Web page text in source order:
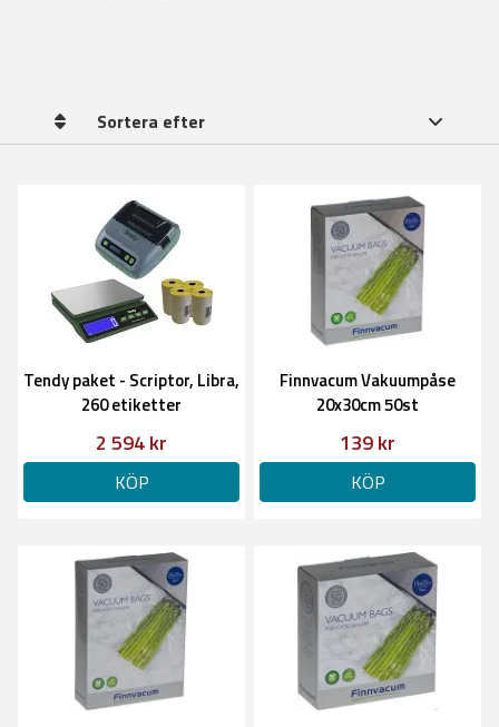
Sortera efter
Tendy paket - Scriptor, Libra,
260 etiketter
2 594 kr
KÖP
Finnvacum Vakuumpåse
20x30cm 50st
139 kr
KÖP